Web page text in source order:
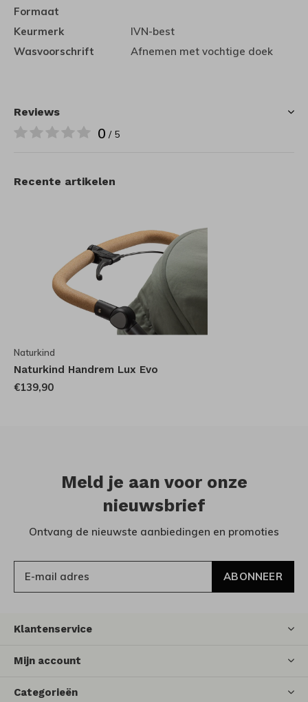
Formaat
Keurmerk
IVN-best
Wasvoorschrift
Afnemen met vochtige doek
Reviews
0 / 5
Recente artikelen
Naturkind
Naturkind Handrem Lux Evo
€139,90
Meld je aan voor onze
nieuwsbrief
Ontvang de nieuwste aanbiedingen en promoties
ABONNEER
Klantenservice
Mijn account
Categorieën